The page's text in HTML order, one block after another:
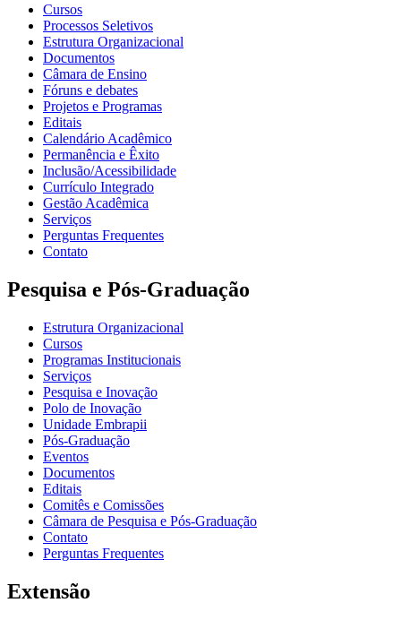
Cursos
Processos Seletivos
Estrutura Organizacional
Documentos
Câmara de Ensino
Fóruns e debates
Projetos e Programas
Editais
Calendário Acadêmico
Permanência e Êxito
Inclusão/Acessibilidade
Currículo Integrado
Gestão Acadêmica
Serviços
Perguntas Frequentes
Contato
Pesquisa e Pós-Graduação
Estrutura Organizacional
Cursos
Programas Institucionais
Serviços
Pesquisa e Inovação
Polo de Inovação
Unidade Embrapii
Pós-Graduação
Eventos
Documentos
Editais
Comitês e Comissões
Câmara de Pesquisa e Pós-Graduação
Contato
Perguntas Frequentes
Extensão